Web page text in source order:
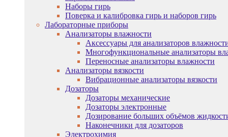
Наборы гирь
Поверка и калибровка гирь и наборов гирь
Лабораторные приборы
Анализаторы влажности
Аксессуары для анализаторов
Многофункциональные анализаторы
Переносные анализаторы влажности
Анализаторы вязкости
Вибрационные анализаторы вязкости
Дозаторы
Дозаторы механические
Дозаторы электронные
Дозирование больших объёмов
Наконечники для дозаторов
Электрохимия